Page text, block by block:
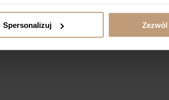
Spersonalizuj